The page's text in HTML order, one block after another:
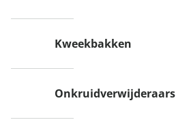
Kweekbakken
Onkruidverwijderaars